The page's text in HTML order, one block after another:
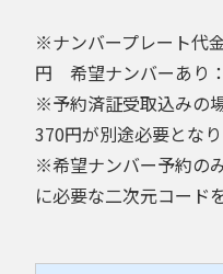
※ナンバープレート代
円 希望ナンバーあり
※予約済証受取込みの
370円が別途必要となり
※希望ナンバー予約の
に必要な二次元コード